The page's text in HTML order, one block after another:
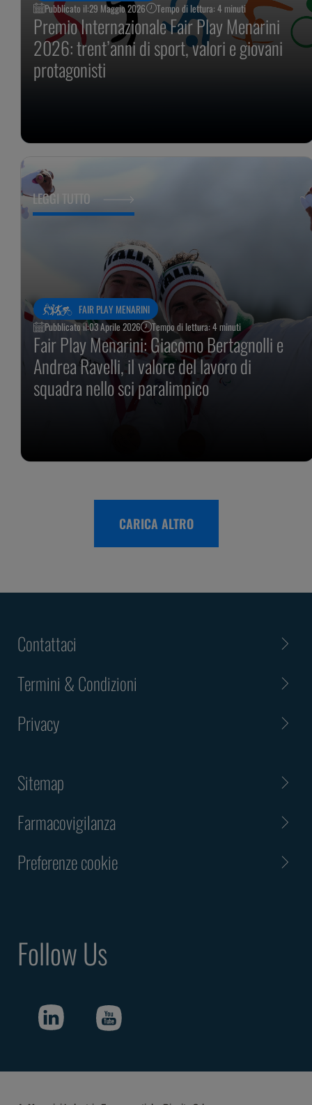
Pubblicato il:29 Maggio 2026 Tempo di lettura: 4 minuti
Premio Internazionale Fair Play Menarini
2026: trent’anni di sport, valori e giovani
protagonisti
FAIR PLAY MENARINI
Pubblicato il:03 Aprile 2026 Tempo di lettura: 4 minuti
Fair Play Menarini: Giacomo Bertagnolli e
Andrea Ravelli, il valore del lavoro di
squadra nello sci paralimpico
LEGGI TUTTO
CARICA ALTRO
Contattaci
Termini & Condizioni
Privacy
Sitemap
Farmacovigilanza
Preferenze cookie
Follow Us